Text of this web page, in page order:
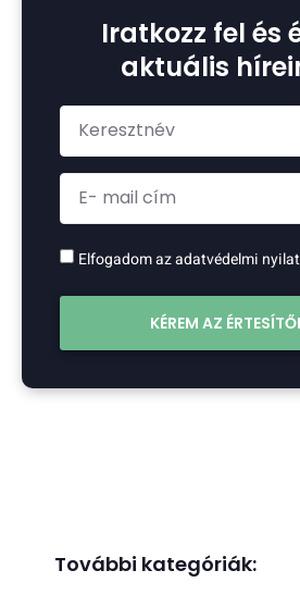
Iratkozz fel és
aktuális
Elfogadom az adatvédelmi
KÉREM AZ
További kategóriák: